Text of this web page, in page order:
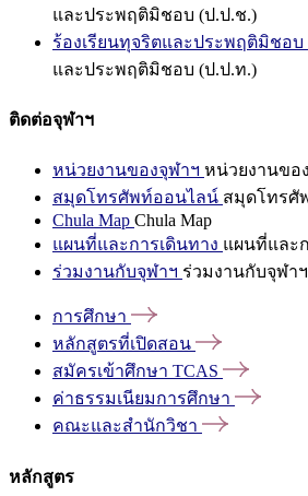
และประพฤติมิชอบ (ป.ป.ช.)
ร้องเรียนทุจริตและประพฤติมิชอบ
และประพฤติมิชอบ (ป.ป.ท.)
ติดต่อจุฬาฯ
หน่วยงานของจุฬาฯ หน่วยงานขอ
สมุดโทรศัพท์ออนไลน์ สมุดโทรศั
Chula Map Chula Map
แผนที่และการเดินทาง แผนที่และ
ร่วมงานกับจุฬาฯ ร่วมงานกับจุฬาฯ
การศึกษา
หลักสูตรที่เปิดสอน
สมัครเข้าศึกษา TCAS
ค่าธรรมเนียมการศึกษา
คณะและสำนักวิชา
หลักสูตร